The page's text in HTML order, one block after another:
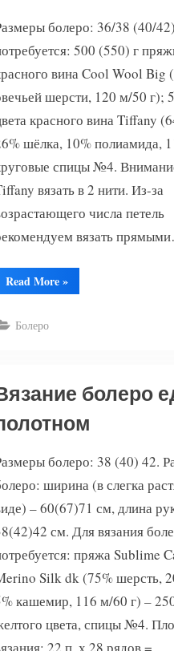
болеро: 36/38 (40/
500 (550) г
вина Cool Wool Big
шерсти, 120 м/50 г);
красного вина Tiffany
шёлка, 10% полиамида,
спицы №4.
вязать в 2 нити. Из-за
числа петель
вязать
Read More“Вязание
болеро
»
Болеро
болеро
болеро: 38 (40) 42.
ширина (в слегка
– 60(67)71 см, длина
см. Для вязания
пряжа Sublime
Silk dk (75% шерсть,
кашемир, 116 м/60 г) –
цвета, спицы №4.
22 п. х 28 рядов =…